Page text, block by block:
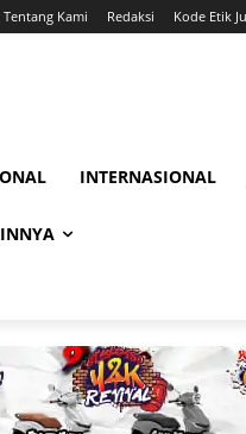
Tentang Kami Redaksi Kode Etik
INTERNASIONAL